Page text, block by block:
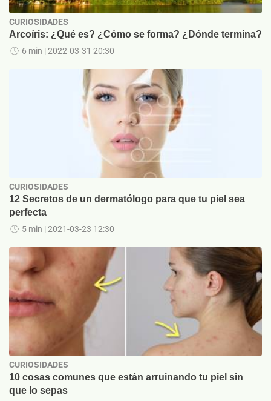
CURIOSIDADES
Arcoíris: ¿Qué es? ¿Cómo se forma? ¿Dónde termina?
6 min | 2022-03-31 20:30
CURIOSIDADES
12 Secretos de un dermatólogo para que tu piel sea
perfecta
5 min | 2021-03-23 12:30
CURIOSIDADES
10 cosas comunes que están arruinando tu piel sin
que lo sepas